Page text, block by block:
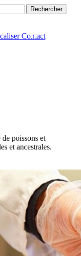
FR
Contact
poissons et
et ancestrales.